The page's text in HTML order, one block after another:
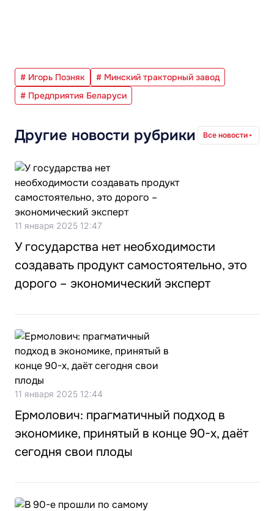
# Игорь Позняк
# Минский тракторный завод
# Предприятия Беларуси
Другие новости рубрики Все новости
11 января 2025 12:47
У государства нет необходимости
создавать продукт самостоятельно, это
дорого – экономический эксперт
11 января 2025 12:44
Ермолович: прагматичный подход в
экономике, принятый в конце 90-х, даёт
сегодня свои плоды